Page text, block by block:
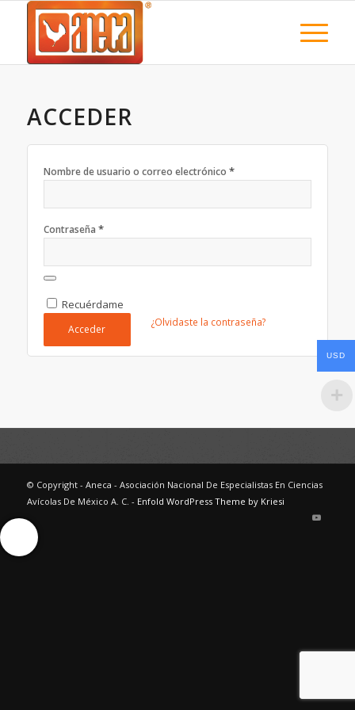
ACCEDER
Nombre de usuario o correo electrónico *
Contraseña *
Recuérdame
Acceder
¿Olvidaste la contraseña?
© Copyright - Aneca - Asociación Nacional De Especialistas En Ciencias
Avícolas De México A. C. - Enfold WordPress Theme by Kriesi
Ayuda Interactiva
Ayuda Interactiva
Ayuda Interactiva
USD